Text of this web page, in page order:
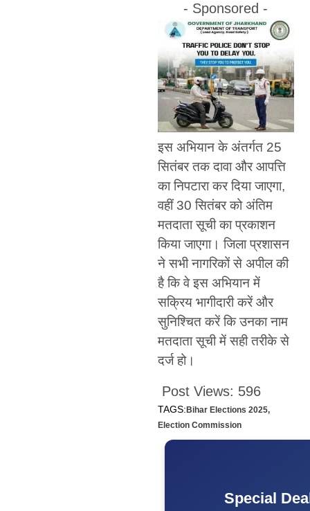
- Sponsored -
इस अभियान के अंतर्गत 25
सितंबर तक दावा और आपत्ति
का निपटारा कर दिया जाएगा,
वहीं 30 सितंबर को अंतिम
मतदाता सूची का प्रकाशन
किया जाएगा। जिला प्रशासन
ने सभी नागरिकों से अपील की
है कि वे इस अभियान में
सक्रिय भागीदारी करें और
सुनिश्चित करें कि उनका नाम
मतदाता सूची में सही तरीके से
दर्ज हो।
Post Views: 596
TAGS:Bihar Elections 2025,
Election Commission
Special